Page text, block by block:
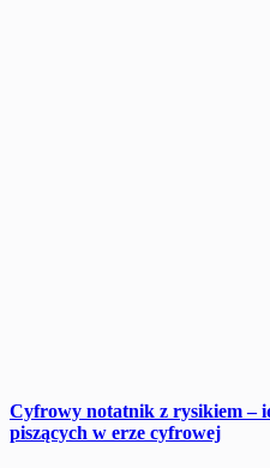
Cyfrowy notatnik z rysikiem –
piszących w erze cyfrowej